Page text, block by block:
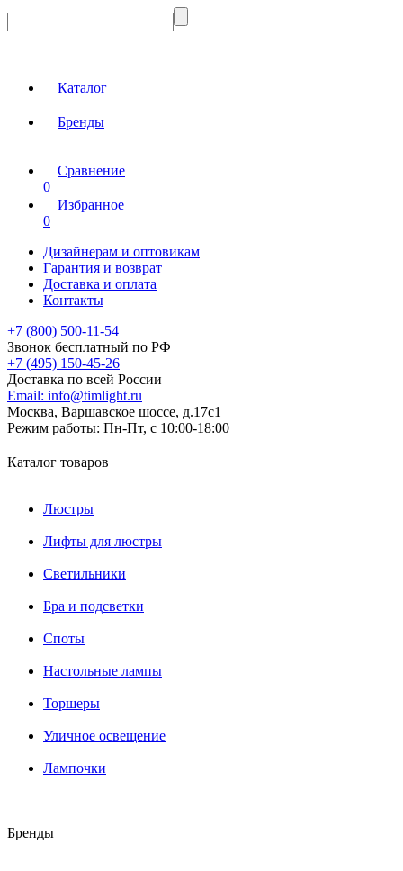
Каталог
Бренды
Сравнение
0
Избранное
0
Дизайнерам и оптовикам
Гарантия и возврат
Доставка и оплата
Контакты
+7 (800) 500-11-54
Звонок бесплатный по РФ
+7 (495) 150-45-26
Доставка по всей России
Email: info@timlight.ru
Москва, Варшавское шоссе, д.17c1
Режим работы: Пн-Пт, с 10:00-18:00
Каталог товаров
Люстры
Лифты для люстры
Светильники
Бра и подсветки
Споты
Настольные лампы
Торшеры
Уличное освещение
Лампочки
Бренды